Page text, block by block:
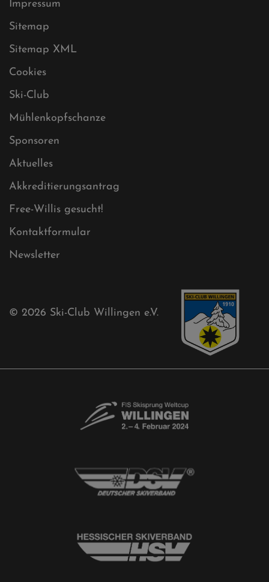
Impressum
Sitemap
Sitemap XML
Cookies
Ski-Club
Mühlenkopfschanze
Sponsoren
Aktuelles
Akkreditierungsantrag
Free-Willis gesucht!
Kontaktformular
Newsletter
© 2026 Ski-Club Willingen e.V.